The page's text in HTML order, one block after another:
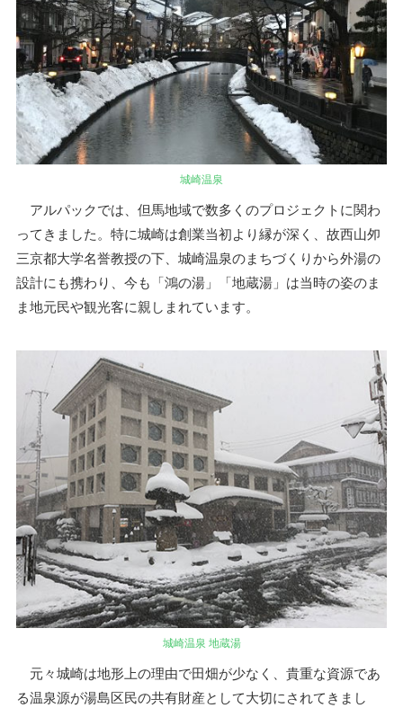
城崎温泉
アルパックでは、但馬地域で数多くのプロジェクトに関わ
ってきました。特に城崎は創業当初より縁が深く、故西山夘
三京都大学名誉教授の下、城崎温泉のまちづくりから外湯の
設計にも携わり、今も「鴻の湯」「地蔵湯」は当時の姿のま
ま地元民や観光客に親しまれています。
城崎温泉 地蔵湯
元々城崎は地形上の理由で田畑が少なく、貴重な資源であ
る温泉源が湯島区民の共有財産として大切にされてきまし